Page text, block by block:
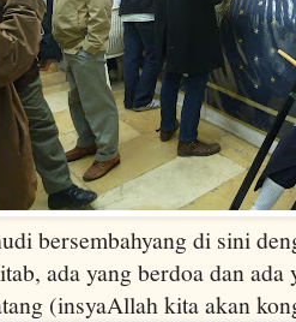
bersembahyang di sini
ada yang berdoa dan
(insyaAllah kita akan